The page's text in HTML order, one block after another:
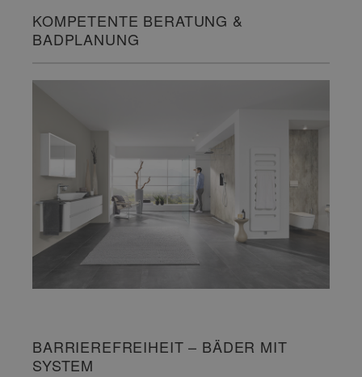
KOMPETENTE BERATUNG &
BADPLANUNG
BARRIEREFREIHEIT – BÄDER MIT
SYSTEM